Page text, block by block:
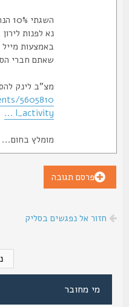
השגתי
באמצעות מייל
שאתם חברי הסליק
מצ"ב לינק להסבר
5605810
... l_activity
מומלץ בחום...
פרסם תגובה
חזור אל נפגשים בסליק
מי מחובר